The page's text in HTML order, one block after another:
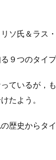
ソ氏＆ラス・
９つのタイプ
ているが，
たよう。
の歴史からタ